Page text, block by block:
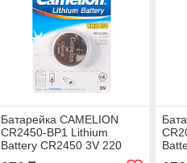
Батарейка CAMELION
CR2450-BP1 Lithium
Battery CR2450 3V 220
mAh 1 шт.